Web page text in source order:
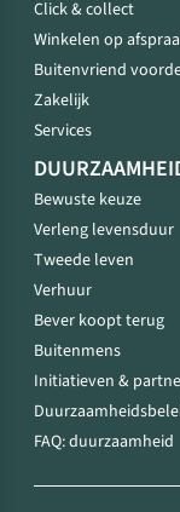
Click & collect
Winkelen op
Buitenvriend
Zakelijk
Services
Bewuste keuze
Verleng levensduur
Tweede leven
Verhuur
Bever koopt terug
Buitenmens
Initiatieven &
FAQ: duurzaamheid